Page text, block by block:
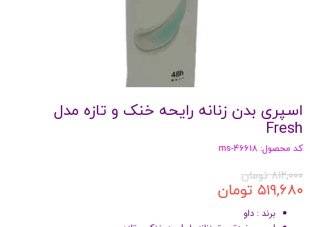
اسپری بدن زنانه رایحه خنک و تازه مدل
Fresh
کد محصول: ms-46618
۸۱۲,۰۰۰ تومان
۵۱۹,۶۸۰ تومان
برند : داو